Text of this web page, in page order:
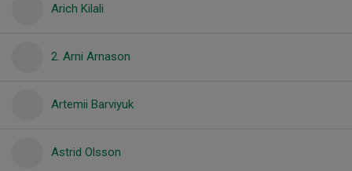
Arich Kilali
2. Arni Arnason
Artemii Barviyuk
Astrid Olsson